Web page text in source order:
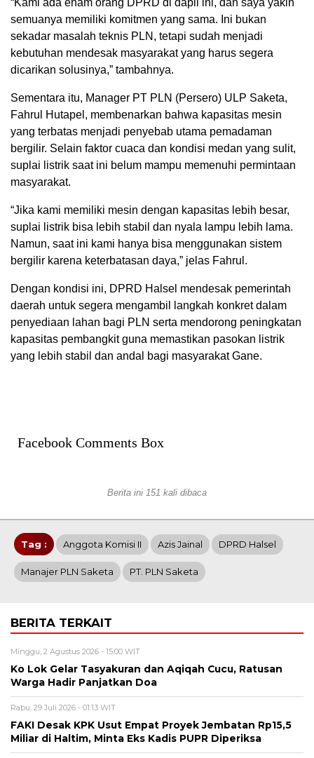
“Kami ada enam orang DPRD di dapil ini, dan saya yakin
semuanya memiliki komitmen yang sama. Ini bukan
sekadar masalah teknis PLN, tetapi sudah menjadi
kebutuhan mendesak masyarakat yang harus segera
dicarikan solusinya,” tambahnya.
Sementara itu, Manager PT PLN (Persero) ULP Saketa,
Fahrul Hutapel, membenarkan bahwa kapasitas mesin
yang terbatas menjadi penyebab utama pemadaman
bergilir. Selain faktor cuaca dan kondisi medan yang sulit,
suplai listrik saat ini belum mampu memenuhi permintaan
masyarakat.
“Jika kami memiliki mesin dengan kapasitas lebih besar,
suplai listrik bisa lebih stabil dan nyala lampu lebih lama.
Namun, saat ini kami hanya bisa menggunakan sistem
bergilir karena keterbatasan daya,” jelas Fahrul.
Dengan kondisi ini, DPRD Halsel mendesak pemerintah
daerah untuk segera mengambil langkah konkret dalam
penyediaan lahan bagi PLN serta mendorong peningkatan
kapasitas pembangkit guna memastikan pasokan listrik
yang lebih stabil dan andal bagi masyarakat Gane.
Facebook Comments Box
Berita ini 151 kali dibaca
Tag : Anggota Komisi II Azis Jainal DPRD Halsel
Manajer PLN Saketa PT. PLN Saketa
BERITA TERKAIT
Minggu, 2 Agustus 2026 - 15:00 WIT
Ko Lok Gelar Tasyakuran dan Aqiqah Cucu, Ratusan
Warga Hadir Panjatkan Doa
Rabu, 29 Juli 2026 - 01:13 WIT
FAKI Desak KPK Usut Empat Proyek Jembatan Rp15,5
Miliar di Haltim, Minta Eks Kadis PUPR Diperiksa